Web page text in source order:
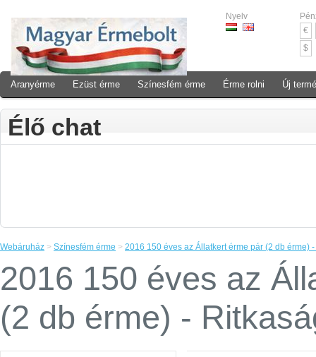
Nyelv
€
$
Aranyérme Ezüst érme Színesfém érme Érme rolni Új
Élő chat
Webáruház > Színesfém érme > 2016 150 éves az Állatkert érme pár (2 db érme)
2016 150 éves az
(2 db érme) -